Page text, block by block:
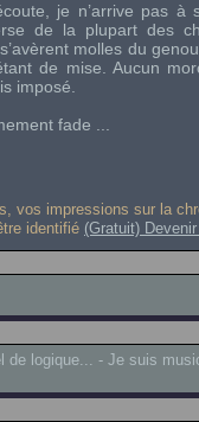
je n’arrive pas
de la plupart des
molles du
de mise. Aucun
imposé.
fade ...
vos impressions sur la
identifié (Gratuit)
logique... - Je suis